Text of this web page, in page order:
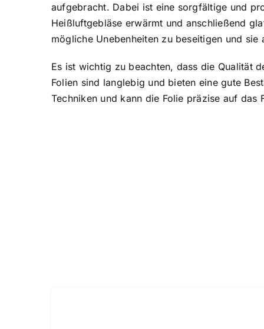
aufgebracht. Dabei ist eine sorgfältige und
Heißluftgebläse erwärmt und anschließend
mögliche Unebenheiten zu beseitigen und sie
Es ist wichtig zu beachten, dass die Qualität
Folien sind langlebig und bieten eine gute
Techniken und kann die Folie präzise auf das